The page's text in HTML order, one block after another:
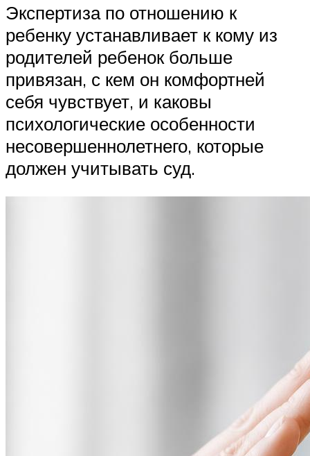
Экспертиза по отношению к
ребенку устанавливает к кому из
родителей ребенок больше
привязан, с кем он комфортней
себя чувствует, и каковы
психологические особенности
несовершеннолетнего, которые
должен учитывать суд.